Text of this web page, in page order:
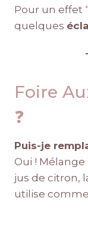
Pour un effet
quelques
Foire
❓
Puis-je
Oui ! Mélange
jus de citron,
utilise